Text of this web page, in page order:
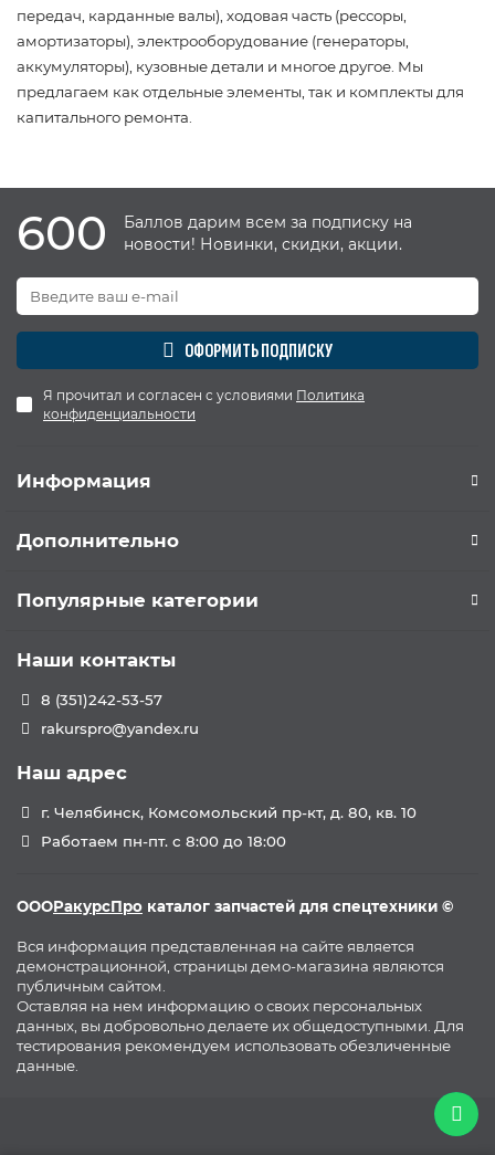
передач, карданные валы), ходовая часть (рессоры,
амортизаторы), электрооборудование (генераторы,
аккумуляторы), кузовные детали и многое другое. Мы
предлагаем как отдельные элементы, так и комплекты для
капитального ремонта.
600
Баллов дарим всем за подписку на
новости! Новинки, скидки, акции.
ОФОРМИТЬ ПОДПИСКУ
Я прочитал и согласен с условиями Политика
конфиденциальности
Информация
Дополнительно
Популярные категории
Наши контакты
8 (351)242-53-57
rakurspro@yandex.ru
Наш адрес
г. Челябинск, Комсомольский пр-кт, д. 80, кв. 10
Работаем пн-пт. с 8:00 до 18:00
ОООРакурсПро каталог запчастей для спецтехники ©
Вся информация представленная на сайте является
демонстрационной, страницы демо-магазина являются
публичным сайтом.
Оставляя на нем информацию о своих персональных
данных, вы добровольно делаете их общедоступными. Для
тестирования рекомендуем использовать обезличенные
данные.